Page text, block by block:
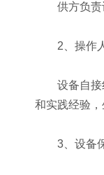
供方负责设
2、操作
设备自接线
和实践经验
3、设备